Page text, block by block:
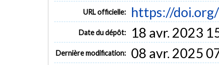
URL officielle: https://
Date du dépôt: 18 avr. 2023
Dernière modification: 08 avr. 2025